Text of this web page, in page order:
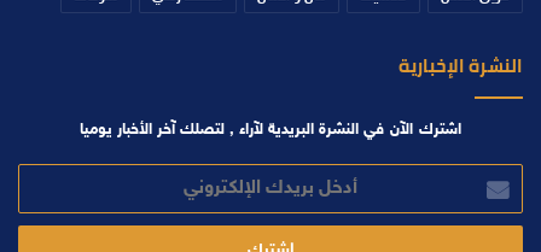
النشرة الإخبارية
اشترك الآن في النشرة البريدية لآراء , لتصلك آخر الأخبار يوميا
بريدك
الإلكتروني